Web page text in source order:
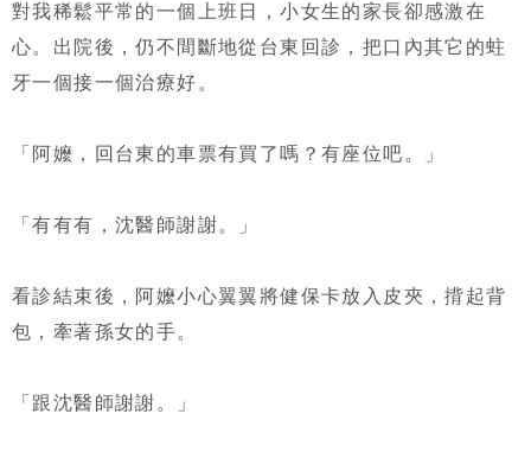
對我稀鬆平常的一個上班日，小女生的家長卻感激在
心。出院後，仍不間斷地從台東回診，把口內其它的蛀
牙一個接一個治療好。
「阿嬤，回台東的車票有買了嗎？有座位吧。」
「有有有，沈醫師謝謝。」
看診結束後，阿嬤小心翼翼將健保卡放入皮夾，揹起背
包，牽著孫女的手。
「跟沈醫師謝謝。」